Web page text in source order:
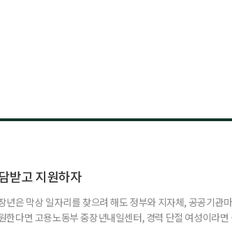
받고 지원하자
년은 막상 일자리를 찾으려 해도 정부와 지자체, 공공기관
한다면 고용노동부 중장년내일센터, 경력 단절 여성이라